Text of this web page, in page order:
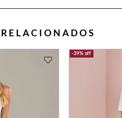
RELACIONADOS
39% off